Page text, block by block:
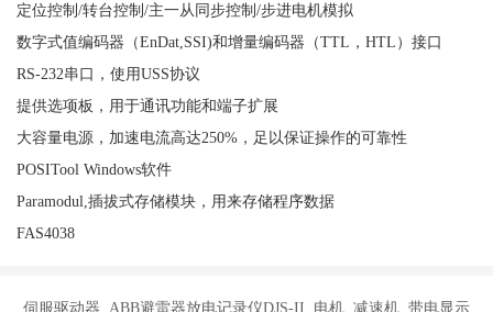
定位控制/转台控制/主一从同步控制/步进电机模拟
数字式值编码器（EnDat,SSI)和增量编码器（TTL，HTL）接口
RS-232串口，使用USS协议
提供选项板，用于通讯功能和端子扩展
大容量电源，加速电流高达250%，足以保证操作的可靠性
POSITool Windows软件
Paramodul,插拔式存储模块，用来存储程序数据
FAS4038
伺服驱动器 ABB避雷器放电记录仪DJS-II 电机 减速机 带电显示